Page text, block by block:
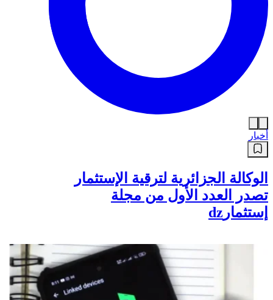
أخبار
الوكالة الجزائرية لترقية الإستثمار
تصدر العدد الأول من مجلة
إستثمارdz